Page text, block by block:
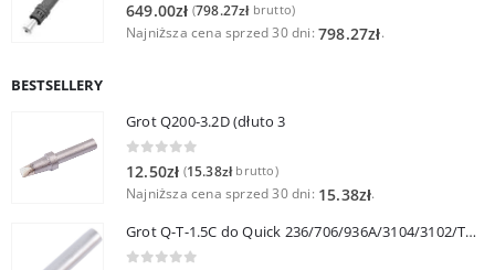
649.00zł (798.27złbrutto)
Najniższa cena sprzed 30 dni: 798.27zł.
BESTSELLERY
Grot Q200-3.2D (dłuto 3
0out of 5
12.50zł (15.38złbrutto)
Najniższa cena sprzed 30 dni: 15.38zł.
Grot Q-T-1.5C do Quick 236/706/936A/3104/3102/TS1100